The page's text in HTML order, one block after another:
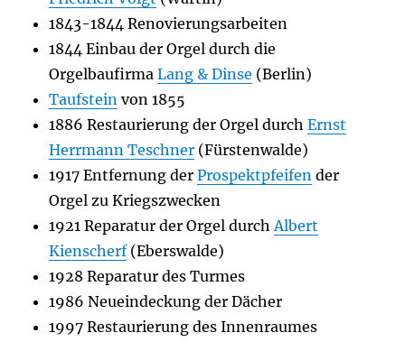
1843-1844 Renovierungsarbeiten
1844 Einbau der Orgel durch die
OrgelbaufirmaLang & Dinse (Berlin)
Taufstein von 1855
1886 Restaurierung der Orgel durchErnst
Herrmann Teschner (Fürstenwalde)
1917 Entfernung derProspektpfeifen der
Orgel zu Kriegszwecken
1921 Reparatur der Orgel durchAlbert
Kienscherf(Eberswalde)
1928 Reparatur des Turmes
1986 Neueindeckung der Dächer
1997 Restaurierung des Innenraumes